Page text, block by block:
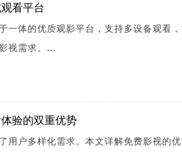
看平台
一体的优质观影平台，支持多设备观看
视需求。...
验的双重优势
户多样化需求。本文详解免费影视的优